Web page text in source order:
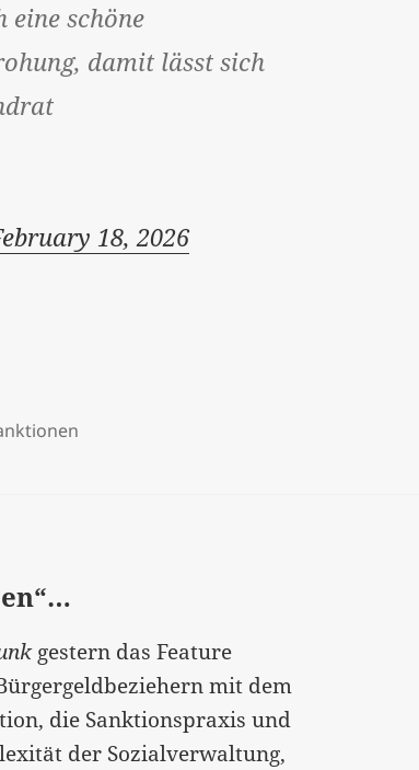
eine schöne
damit lässt sich
18, 2026
gestern das Feature
mit dem
die Sanktionspraxis und
der Sozialverwaltung,